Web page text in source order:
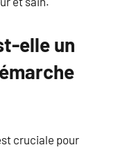
elle un
cruciale pour